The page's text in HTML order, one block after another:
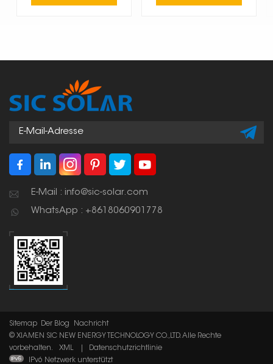
E-Mail : info@sic-solar.com
WhatsApp : +8618060901778
Sitemap Der Blog
Nachricht
© XIAMEN SIC NEW ENERGY TECHNOLOGY CO.,LTD. Alle Rechte
vorbehalten.
XML
Datenschutzrichtlinie
IPv6 Netzwerk unterstützt